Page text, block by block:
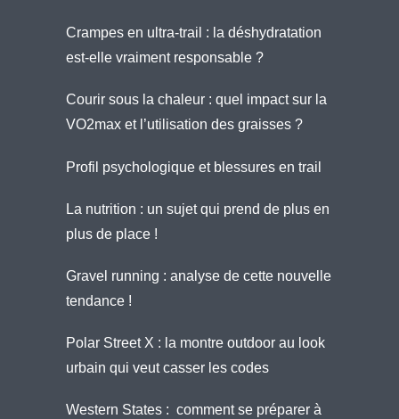
Crampes en ultra-trail : la déshydratation
est-elle vraiment responsable ?
Courir sous la chaleur : quel impact sur la
VO2max et l’utilisation des graisses ?
Profil psychologique et blessures en trail
La nutrition : un sujet qui prend de plus en
plus de place !
Gravel running : analyse de cette nouvelle
tendance !
Polar Street X : la montre outdoor au look
urbain qui veut casser les codes
Western States : comment se préparer à